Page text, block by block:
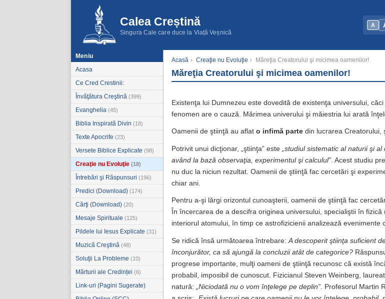
Calea Creștină
Singura Cale care duce la Viață Veșnică
A
Meniu
Acasa
Ce Cred Crestinii:
Învăţătura Creştină (399)
Evanghelia (45)
Biblia Inspirată Divin (18)
Texte Apocrife (23)
Versete Biblice Explicate (98)
Creaţie nu Evoluţie (18)
Întrebări şi Răspunsuri (196)
Predici (Download) (174)
Cărţi (Download) (20)
Mesaje Spirituale (125)
Pildele lui Iesus Explicate (31)
Muzică Creştină (48)
Soluţii La Probleme (10)
Mărturii ale Credinței (6)
Link-uri (Pagini Sugerate)
Acasă › Creaţie nu Evoluţie › Măreţia Creatorului şi micimea oamenilor!
Măreţia Creatorului şi micimea oamenilor!
Existenţa lui Dumnezeu este dovedită de existenţa universului,
fenomen are o cauză. Mărimea univerului şi măiestria lui arată
Oamenii de ştiinţă au aflat o infimă parte din lucrarea Creatorului,
Potrivit unui dicţionar, „ştiinţa” este „studiul sistematic al naturii şi
având la bază observaţia, experimentul şi calculul” . Acest studiu
nu duc la niciun rezultat. Oamenii de ştiinţă fac cercetări şi
chiar ani.
Pentru a-şi lărgi orizontul cunoaşterii, oamenii de ştiinţă fac
În încercarea de a descifra originea universului, specialiştii în
interiorul atomului, în timp ce astrofizicienii analizează evenimente
Se ridică însă următoarea întrebare: A descoperit ştiinţa suficient
înconjurător, ca să ajungă la concluzii atât de categorice?
progrese importante, mulţi oameni de ştiinţă recunosc că există
probabil, imposibil de cunoscut. Fizicianul Steven Weinberg,
natură:
„Niciodată nu o vom înţelege pe deplin” . Profesorul Martin